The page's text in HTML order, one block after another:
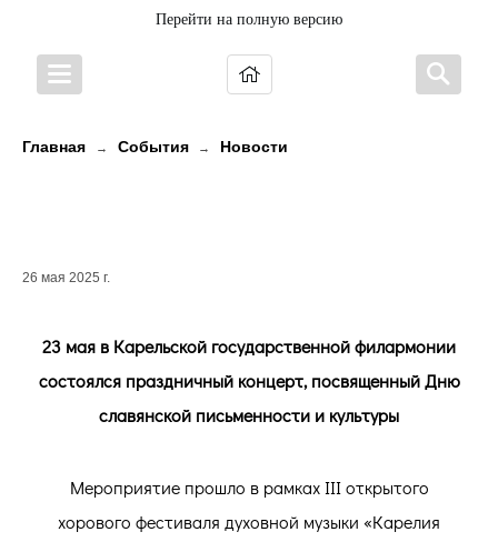
Перейти на полную версию
Главная → События → Новости
26 мая 2025 г.
23 мая в Карельской государственной филармонии
состоялся праздничный концерт, посвященный Дню
славянской письменности и культуры
Мероприятие прошло в рамках III открытого
хорового фестиваля духовной музыки «Карелия